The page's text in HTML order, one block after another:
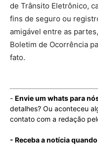
de Trânsito Eletrônico,
fins de seguro ou
amigável entre as
Boletim de Ocorrência
fato.
- Envie um whats para
detalhes? Ou aconteceu
contato com a redação
- Receba a notícia